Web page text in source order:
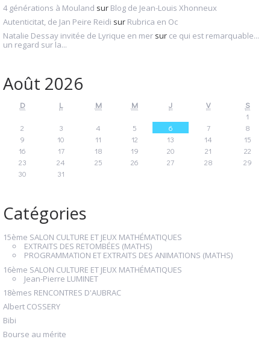
4 générations à Mouland sur Blog de Jean-Louis Xhonneux
Autenticitat, de Jan Peire Reidi sur Rubrica en Oc
Natalie Dessay invitée de Lyrique en mer sur ce qui est remarquable...
un regard sur la...
Août 2026
D L M M J V
S
1
2
3 4 5 6 7
8
9
10 11 12 13 14
15
16
17 18 19 20 21
22
23
24 25 26 27 28
29
30
31
Catégories
15ème SALON CULTURE ET JEUX MATHÉMATIQUES
EXTRAITS DES RETOMBÉES (MATHS)
PROGRAMMATION ET EXTRAITS DES ANIMATIONS (MATHS)
16ème SALON CULTURE ET JEUX MATHÉMATIQUES
Jean-Pierre LUMINET
18èmes RENCONTRES D'AUBRAC
Albert COSSERY
Bibi
Bourse au mérite